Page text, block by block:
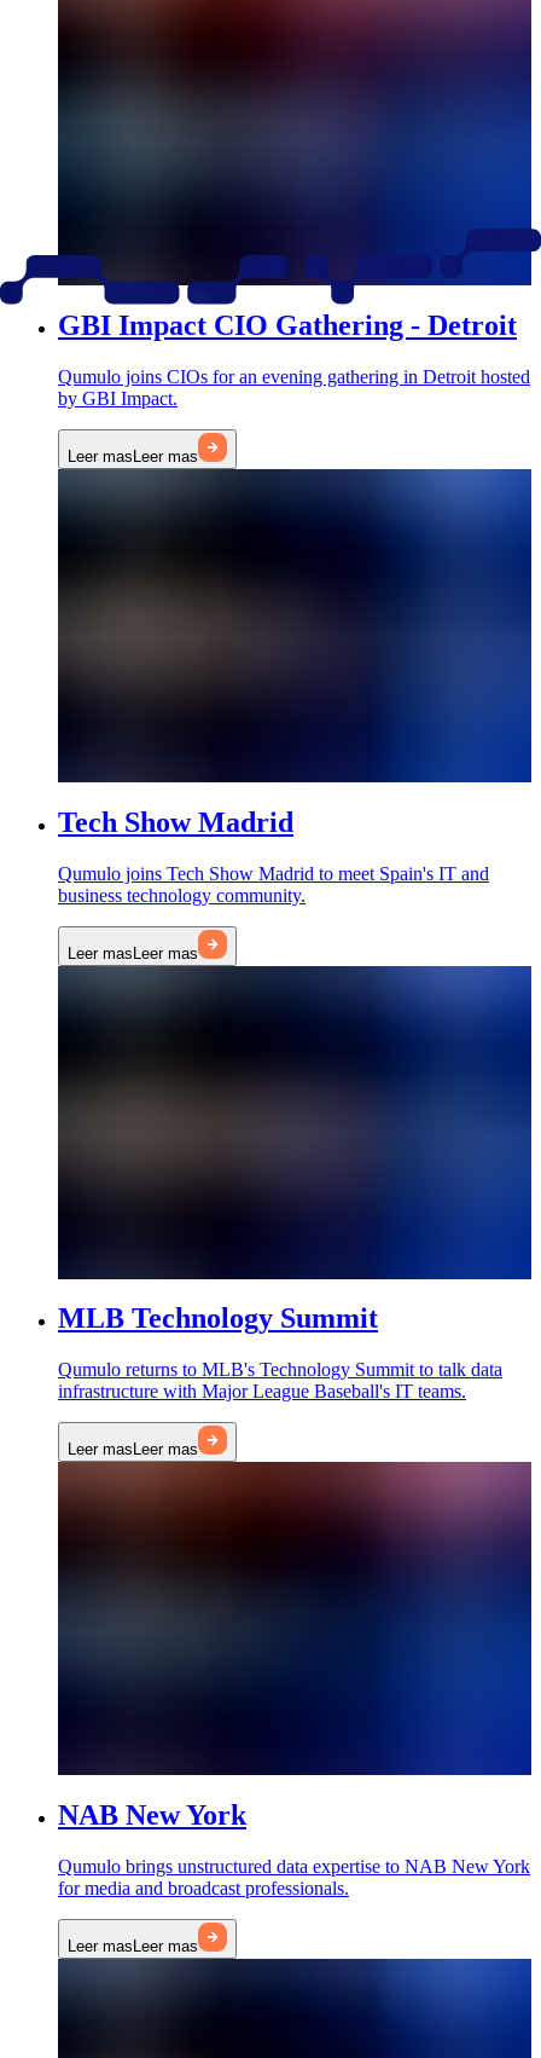
GBI Impact CIO Gathering - Detroit
Qumulo joins CIOs for an evening gathering in Detroit hosted
by GBI Impact.
Leer masLeer mas
Tech Show Madrid
Qumulo joins Tech Show Madrid to meet Spain's IT and
business technology community.
Leer masLeer mas
MLB Technology Summit
Qumulo returns to MLB's Technology Summit to talk data
infrastructure with Major League Baseball's IT teams.
Leer mas Leer mas
NAB New York
Qumulo brings unstructured data expertise to NAB New York
for media and broadcast professionals.
Leer mas Leer mas